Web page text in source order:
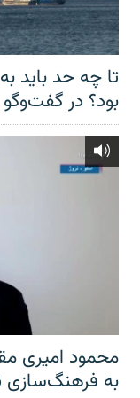
تا چه حد باید
بود؟ در گفت‌وگو
محمود امیری
به فرهنگ‌سازی